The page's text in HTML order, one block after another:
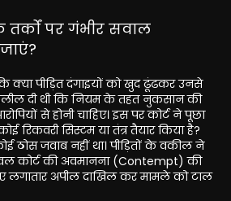
पर गंभीर सवाल
क्या पीड़ित दंगाइयों को खुद ढूंढकर उनसे
दी थी कि नियम के तहत नुकसान की
से होनी चाहिए। इस पर कोर्ट ने पूछा
रिकवरी सिस्टम या तंत्र तैयार किया है?
ठोस जवाब नहीं था। पीड़ितों के वकील ने
कोर्ट की अवमानना (Contempt) की
लगातार अपील दाखिल कर मामले को टाल